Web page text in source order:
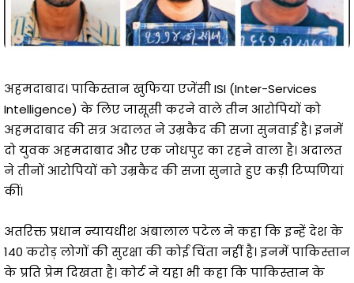
अहमदाबाद। पाकिस्तान खुफिया एजेंसी ISI (Inter-Services
Intelligence) के लिए जासूसी करने वाले तीन आरोपियों को
अहमदाबाद की सत्र अदालत ने उम्रकैद की सजा सुनवाई है। इनमें
दो युवक अहमदाबाद और एक जोधपुर का रहने वाला है। अदालत
ने तीनों आरोपियों को उम्रकैद की सजा सुनाते हुए कड़ी टिप्पणियां
कीं।
अतरिक्त प्रधान न्यायधीश अंबालाल पटेल ने कहा कि इन्हें देश के
140 करोड़ लोगों की सुरक्षा की कोई चिंता नहीं है। इनमें पाकिस्तान
के प्रति प्रेम दिखता है। कोर्ट ने यहा भी कहा कि पाकिस्तान के